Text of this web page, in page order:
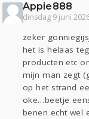
Appie888
dinsdag 9 juni
zeker
het is helaas
producten etc
mijn man zegt
op het strand
oke…beetje
benen echt wel